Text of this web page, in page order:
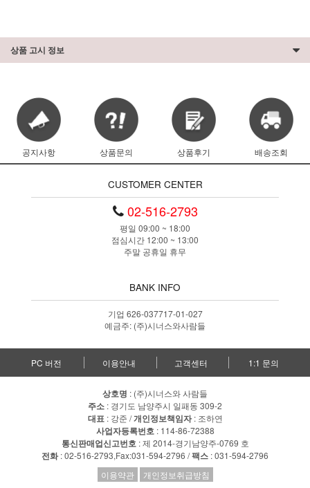
상품 고시 정보
공지사항 상품문의 상품후기 배송조회
CUSTOMER CENTER
02-516-2793
평일 09:00 ~ 18:00
점심시간 12:00 ~ 13:00
주말 공휴일 휴무
BANK INFO
기업 626-037717-01-027
예금주: (주)시너스와사람들
PC 버전 이용안내 고객센터 1:1 문의
상호명 : (주)시너스와 사람들
주소 : 경기도 남양주시 일패동 309-2
대표 : 강준 /개인정보책임자: 조하연
사업자등록번호 : 114-86-72388
통신판매업신고번호 : 제 2014-경기남양주-0769 호
전화: 02-516-2793,Fax:031-594-2796 /팩스 : 031-594-2796
이용약관
개인정보취급방침